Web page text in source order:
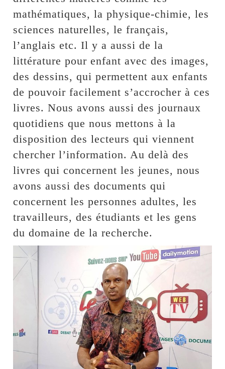
mathématiques, la physique-chimie, les
sciences naturelles, le français,
l’anglais etc. Il y a aussi de la
littérature pour enfant avec des images,
des dessins, qui permettent aux enfants
de pouvoir facilement s’accrocher à ces
livres. Nous avons aussi des journaux
quotidiens que nous mettons à la
disposition des lecteurs qui viennent
chercher l’information. Au delà des
livres qui concernent les jeunes, nous
avons aussi des documents qui
concernent les personnes adultes, les
travailleurs, des étudiants et les gens
du domaine de la recherche.